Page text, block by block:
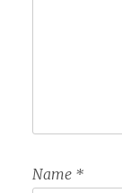
Name *